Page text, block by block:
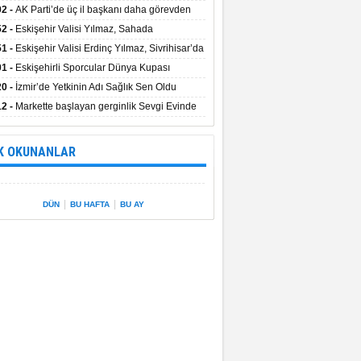
- AK Parti’de üç il başkanı daha görevden
- Eskişehir Valisi Yılmaz, Sahada
Bulundu
- Eskişehir Valisi Erdinç Yılmaz, Sivrihisar’da
- Eskişehirli Sporcular Dünya Kupası
Vali Yılmaz’la Paylaştı
- İzmir’de Yetkinin Adı Sağlık Sen Oldu
- Markette başlayan gerginlik Sevgi Evinde
OKUNANLAR
DÜN BU HAFTA BU AY